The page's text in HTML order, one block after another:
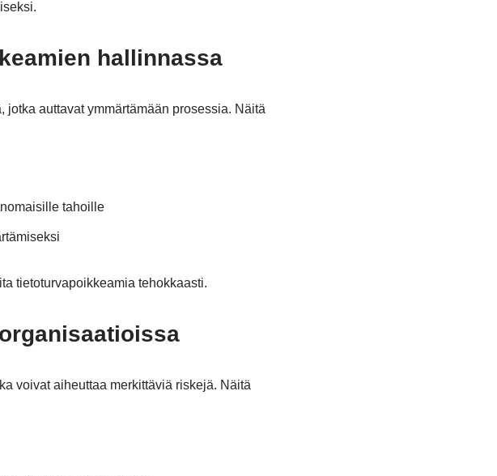
hallinnassa
auttavat ymmärtämään prosessia. Näitä
tahoille
tietoturvapoikkeamia tehokkaasti.
voivat aiheuttaa merkittäviä riskejä. Näitä